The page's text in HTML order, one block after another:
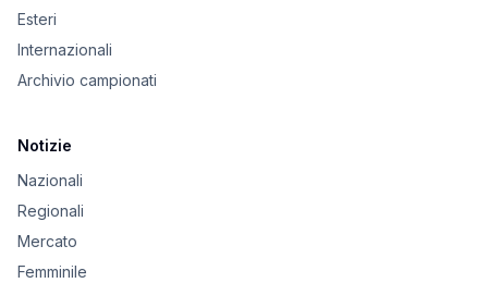
Esteri
Internazionali
Archivio campionati
Notizie
Nazionali
Regionali
Mercato
Femminile